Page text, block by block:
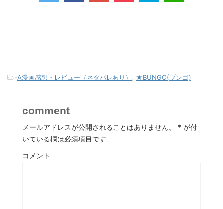
-A漫画感想・レビュー（ネタバレあり） ★BUNGO(ブンゴ)
comment
メールアドレスが公開されることはありません。 * が付
いている欄は必須項目です
コメント